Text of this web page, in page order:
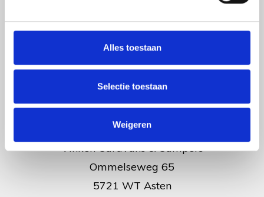
Alles toestaan
Selectie toestaan
Weigeren
Contact
Vinken Caravans & Campers
Ommelseweg 65
5721 WT Asten